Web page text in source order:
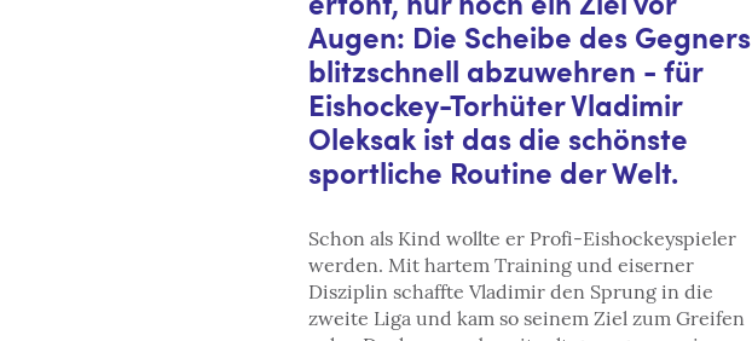
ertönt, nur noch ein Ziel vor
Augen: Die Scheibe des Gegners
blitzschnell abzuwehren - für
Eishockey-Torhüter Vladimir
Oleksak ist das die schönste
sportliche Routine​ der Welt.
Schon als Kind wollte er Profi-Eishockeyspieler
werden. Mit hartem Training und eiserner
Disziplin schaffte Vladimir den Sprung in die
zweite Liga und kam so seinem Ziel zum Greifen